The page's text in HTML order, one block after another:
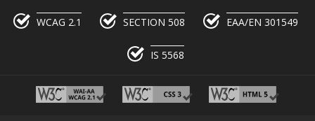
WCAG 2.1 SECTION 508 EAA/EN 301549
IS 5568